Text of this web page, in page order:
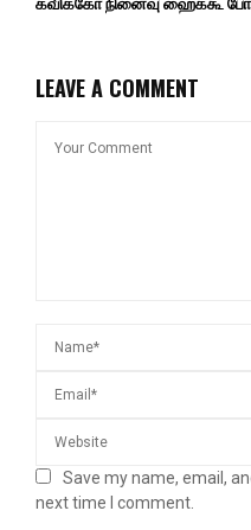
LEAVE A COMMENT
Save my name, email,
next time I comment.